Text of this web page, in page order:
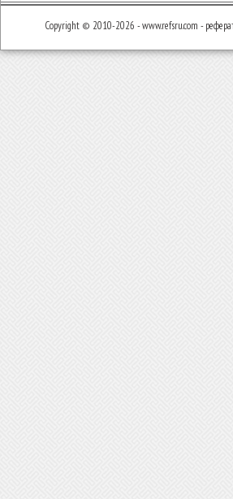
Copyright © 2010-2026 - www.refsru.com -